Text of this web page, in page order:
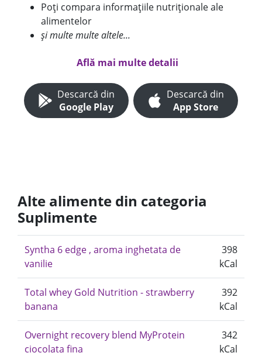
Poți compara informațiile nutriționale ale
alimentelor
și multe multe altele...
Află mai multe detalii
Descarcă din
Google Play
Descarcă din
App Store
Alte alimente din categoria
Suplimente
Syntha 6 edge , aroma inghetata de
vanilie
398
kCal
Total whey Gold Nutrition - strawberry
banana
392
kCal
Overnight recovery blend MyProtein
ciocolata fina
342
kCal